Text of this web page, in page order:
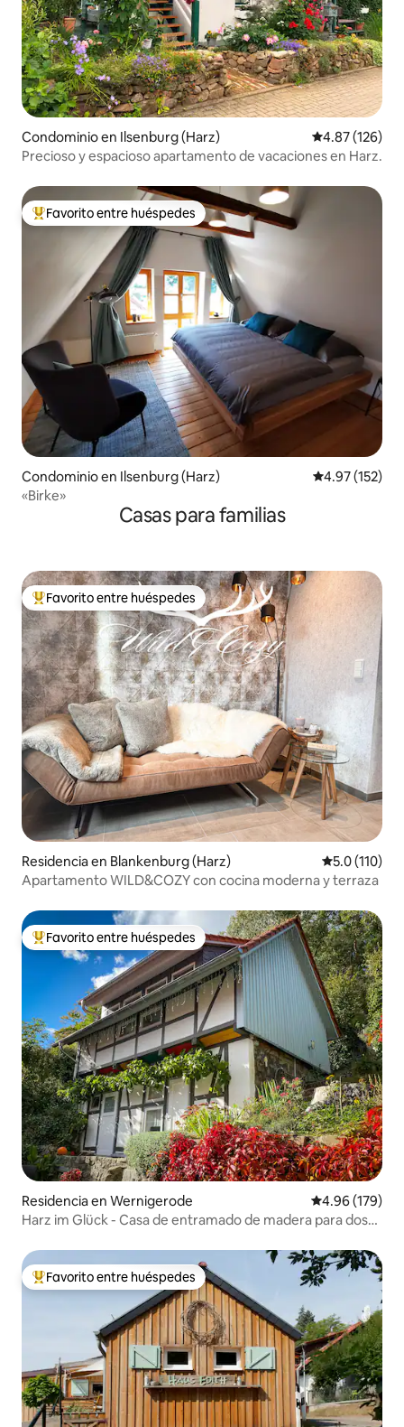
Condominio en Ilsenburg (Harz) Calificación
4.87 (126)
Precioso y espacioso apartamento de vacaciones en Harz.
De los mejores en Favorito entre huéspedes
Favorito entre huéspedes
Condominio en Ilsenburg (Harz) Calificación
4.97 (152)
«Birke»
Casas para familias
De los mejores en Favorito entre huéspedes
Favorito entre huéspedes
Residencia en Blankenburg (Harz) Calificación
5.0 (110)
Apartamento WILD&COZY con cocina moderna y terraza
De los mejores en Favorito entre huéspedes
Favorito entre huéspedes
Residencia en Wernigerode Calificación
4.96 (179)
Harz im Glück - Casa de entramado de madera para dos
De los mejores en Favorito entre huéspedes
Favorito entre huéspedes